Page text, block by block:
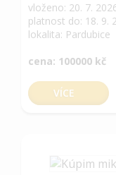
vloženo: 20. 7.
platnost do: 18. 9.
lokalita: Pardubice
cena: 100000 kč
VÍCE